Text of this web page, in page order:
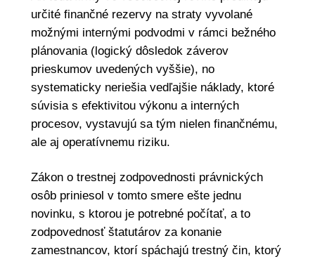
určité finančné rezervy na straty vyvolané
možnými internými podvodmi v rámci bežného
plánovania (logický dôsledok záverov
prieskumov uvedených vyššie), no
systematicky neriešia vedľajšie náklady, ktoré
súvisia s efektivitou výkonu a interných
procesov, vystavujú sa tým nielen finančnému,
ale aj operatívnemu riziku.
Zákon o trestnej zodpovednosti právnických
osôb priniesol v tomto smere ešte jednu
novinku, s ktorou je potrebné počítať, a to
zodpovednosť štatutárov za konanie
zamestnancov, ktorí spáchajú trestný čin, ktorý